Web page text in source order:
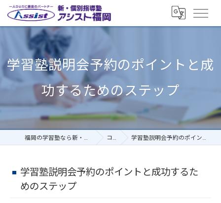
学習塾説明会予約のポイントと成
功するためのステップ
福岡の学習塾なら新・個別指導塾アシスト福岡 コラム 学習塾説明会予約のポイントと成功するためのステップ
学習塾説明会予約のポイントと成功するた
めのステップ